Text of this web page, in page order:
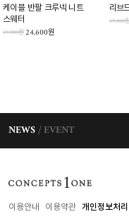
케이블 반팔 크루넥 니트
스웨터
69,800원 24,600원
리브
69,800
NEWS EVENT
이용안내 이용약관 개인정보처